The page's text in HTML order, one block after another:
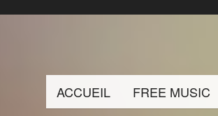
ACCUEIL FREE MUSIC